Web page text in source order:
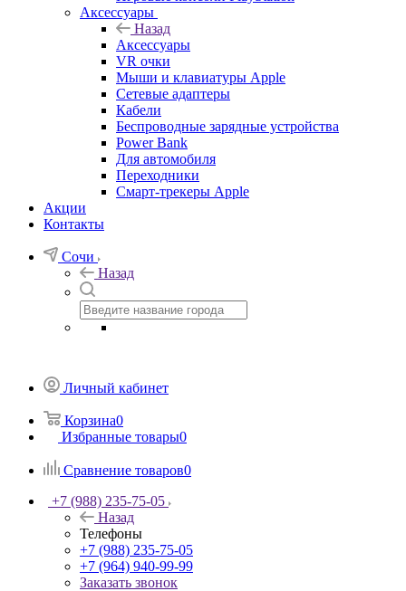
Аксессуары
Назад
Аксессуары
VR очки
Мыши и клавиатуры Apple
Сетевые адаптеры
Кабели
Беспроводные зарядные устройства
Power Bank
Для автомобиля
Переходники
Смарт-трекеры Apple
Акции
Контакты
Сочи
Назад
Личный кабинет
Корзина0
Избранные товары0
Сравнение товаров0
+7 (988) 235-75-05
Назад
Телефоны
+7 (988) 235-75-05
+7 (964) 940-99-99
Заказать звонок